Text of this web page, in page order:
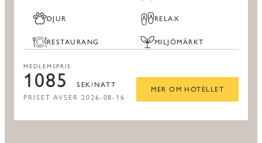
DJUR RELAX
RESTAURANG MILJÖMÄRKT
MEDLEMSPRIS
1085 SEK/NATT
PRISET AVSER 2026-08-16
MER OM HOTELLET